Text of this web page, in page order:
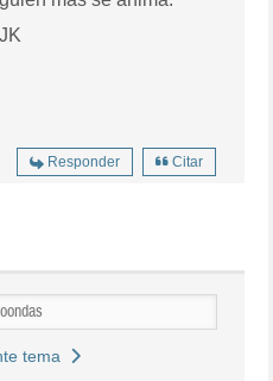
Responder Citar
tema